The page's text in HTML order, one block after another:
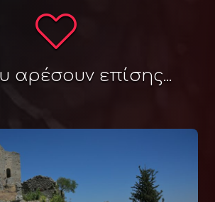
αρέσουν επίσης...